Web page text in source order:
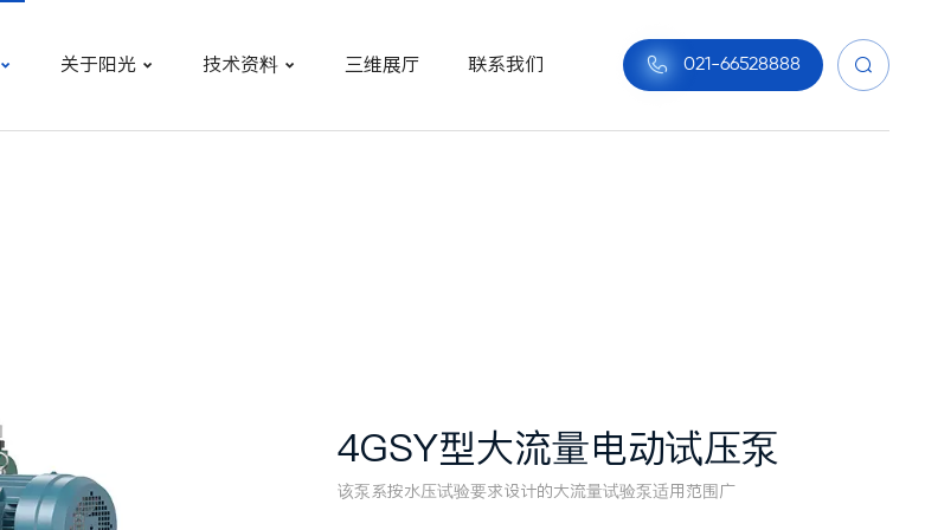
 关于阳光  技术资料  三维展厅 联系我们  021-66528888 
4GSY型大流量电动试压泵
该泵系按水压试验要求设计的大流量试验泵适用范围广